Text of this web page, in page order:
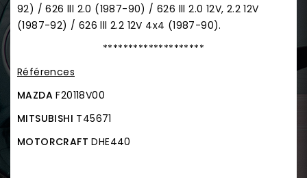
92) / 626 lll 2.0 (1987-90) / 626 lll 2.0 12V, 2.2 12V
(1987-92) / 626 lll 2.2 12V 4x4 (1987-90).
********************
Références
MAZDAF20118V00
MITSUBISHI T45671
MOTORCRAFTDHE440